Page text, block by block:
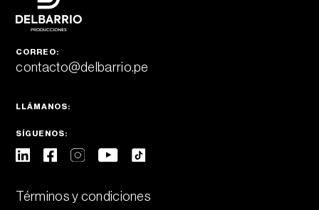
CORREO:
contacto@delbarrio.pe
LLÁMANOS:
SÍGUENOS:
Términos y condiciones